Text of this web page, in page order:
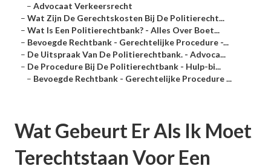
– Advocaat Verkeersrecht
– Wat Zijn De Gerechtskosten Bij De Politierecht...
– Wat Is Een Politierechtbank? - Alles Over Boet...
– Bevoegde Rechtbank - Gerechtelijke Procedure -...
– De Uitspraak Van De Politierechtbank. - Advoca...
– De Procedure Bij De Politierechtbank - Hulp-bi...
– Bevoegde Rechtbank - Gerechtelijke Procedure ...
Wat Gebeurt Er Als Ik Moet
Terechtstaan Voor Een